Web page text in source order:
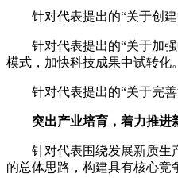
针对代表提出的“关于创建
针对代表提出的“关于加强
模式，加快科技成果中试转化。
针对代表提出的“关于完善
突出产业培育，着力推进
针对代表围绕发展新质生产
的总体思路，构建具有核心竞